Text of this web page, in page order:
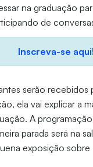
na graduação
de
Inscreva-se aqui!
serão
ela vai explicar a
A
parada será na
exposição